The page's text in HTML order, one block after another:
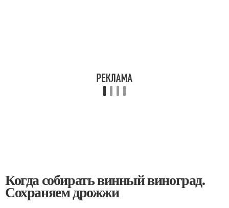
Когда собирать винный виноград.
Сохраняем дрожжи